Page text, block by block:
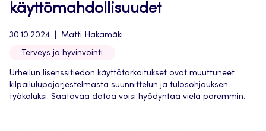
käyttömahdollisuudet
30.10.2024 Matti Hakamäki
Terveys ja hyvinvointi
Urheilun lisenssitiedon käyttötarkoitukset ovat muuttuneet
kilpailulupajärjestelmästä suunnittelun ja tulosohjauksen
työkaluksi. Saatavaa dataa voisi hyödyntää vielä paremmin.